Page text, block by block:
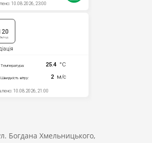
Богдана Хмельницького,